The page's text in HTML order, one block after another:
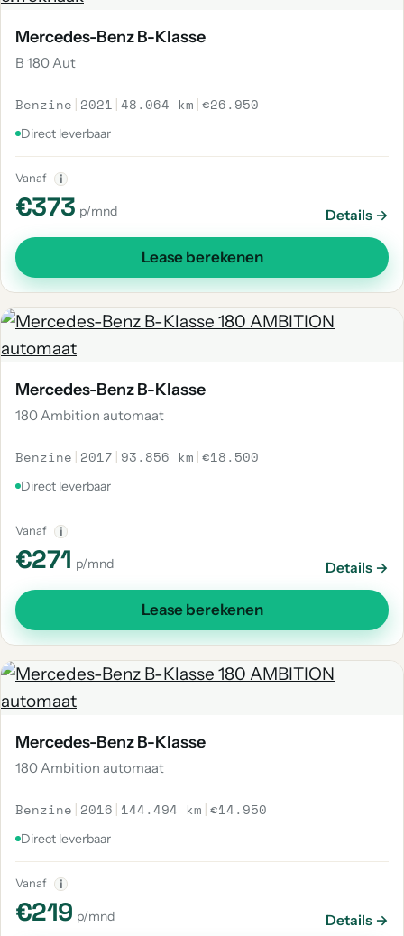
Mercedes-Benz B-Klasse
B 180 Aut
Benzine | 2021 |48.064 km |€26.950
Direct leverbaar
Vanaf i
€373 p/mnd Details →
Lease berekenen
Mercedes-Benz B-Klasse
180 Ambition automaat
Benzine | 2017 | 93.856 km |€18.500
Direct leverbaar
Vanaf i
€271 p/mnd Details →
Lease berekenen
Mercedes-Benz B-Klasse
180 Ambition automaat
Benzine | 2016 | 144.494 km |€14.950
Direct leverbaar
Vanaf i
€219 p/mnd Details →